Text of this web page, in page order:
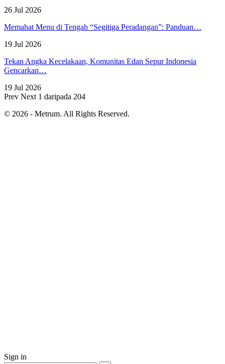
26 Jul 2026
Memahat Menu di Tengah “Segitiga Peradangan”: Panduan…
19 Jul 2026
Tekan Angka Kecelakaan, Komunitas Edan Sepur Indonesia
Gencarkan…
19 Jul 2026
Prev Next 1 daripada 204
© 2026 - Metrum. All Rights Reserved.
Sign in